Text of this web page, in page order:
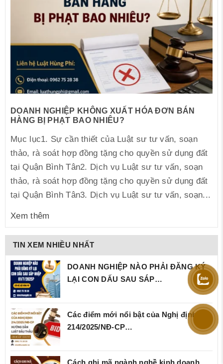
DOANH NGHIỆP KHÔNG XUẤT HÓA ĐƠN BÁN
HÀNG BỊ PHẠT BAO NHIÊU?
Mục lục1. Sự cần thiết của Luật sư tư vấn, soạn
thảo, rà soát hợp đồng tặng cho quyền sử dụng đất
tại Quận Bình Tân2. Dịch vụ Luật sư tư vấn, soạn
thảo, rà soát hợp đồng tặng cho quyền sử dụng đất
tại Quận Bình Tân3. Dịch vụ Luật sư tư vấn, soạn...
Xem thêm
TIN XEM NHIỀU NHẤT
DOANH NGHIỆP NÀO PHẢI ĐĂNG KÝ
LẠI CON DẤU SAU SÁP…
Các điểm mới nổi bật của Nghị định
214/2025/NĐ‑CP…